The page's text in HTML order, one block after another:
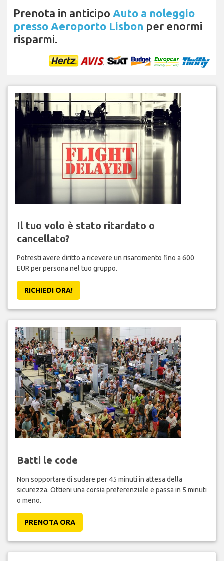
Prenota in anticipo Auto a noleggio
presso Aeroporto Lisbon per enormi
risparmi.
Il tuo volo è stato ritardato o
cancellato?
Potresti avere diritto a ricevere un risarcimento fino a 600
EUR per persona nel tuo gruppo.
RICHIEDI ORA!
Batti le code
Non sopportare di sudare per 45 minuti in attesa della
sicurezza. Ottieni una corsia preferenziale e passa in 5 minuti
o meno.
PRENOTA ORA